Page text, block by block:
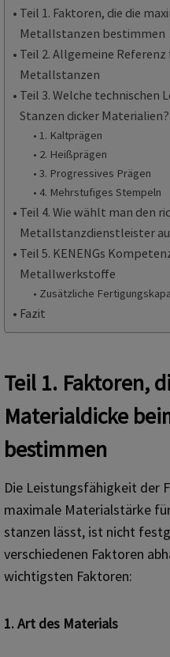
Teil 1. Faktoren, die die
Metallstanzen bestimmen
Teil 2. Allgemeine Referenz
Metallstanzen
Teil 3. Welche technischen
Stanzen dicker Materialien?
1. Kaltprägen
2. Heißprägen
3. Progressives Prägen
4. Mehrstufiges Stempeln
Teil 4. Wie wählt man den
Metallstanzdienstleister
Teil 5. KENENGs
Metallwerkstoffe
Zusätzliche
Fazit
Teil 1. Faktoren,
Materialdicke
bestimmen
Die Leistungsfähigkeit der
maximale Materialstärke
stanzen lässt, ist nicht
verschiedenen Faktoren
wichtigsten Faktoren:
1. Art des Materials